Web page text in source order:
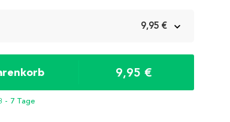
9,95 €
9,95 €
- 7 Tage